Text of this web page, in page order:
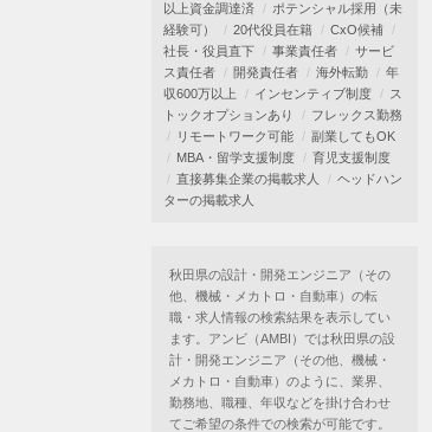
以上資金調達済
ポテンシャル採用（未
経験可）
20代役員在籍
CxO候補
社長・役員直下
事業責任者
サービ
ス責任者
開発責任者 海外転勤
年
収600万以上
インセンティブ制度
ス
トックオプションあり
フレックス勤務
リモートワーク可能
副業してもOK
MBA・留学支援制度
育児支援制度
直接募集企業の掲載求人
ヘッドハン
ターの掲載求人
秋田県の設計・開発エンジニア（その
他、機械・メカトロ・自動車）の転
職・求人情報の検索結果を表示してい
ます。アンビ（AMBI）では秋田県の設
計・開発エンジニア（その他、機械・
メカトロ・自動車）のように、業界、
勤務地、職種、年収などを掛け合わせ
てご希望の条件での検索が可能です。